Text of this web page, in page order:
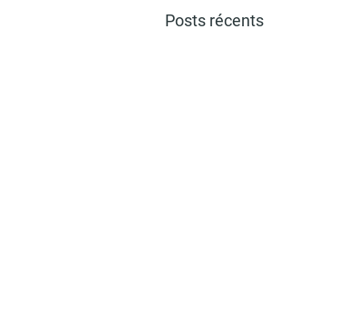
Posts récents